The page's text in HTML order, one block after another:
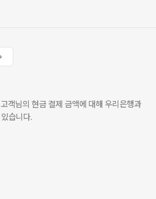
객님의 현금 결제 금액에 대해 우리은행과
습니다.